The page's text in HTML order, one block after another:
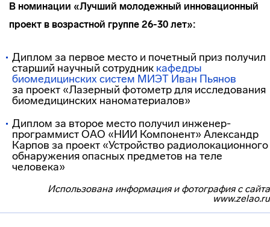
В номинации «Лучший молодежный инновационный
проект в возрастной группе 26-30 лет»:
Диплом за первое место и почетный приз получил
старший научный сотрудник кафедры
биомедицинских систем МИЭТ Иван Пьянов
за проект «Лазерный фотометр для исследования
биомедицинских наноматериалов»
Диплом за второе место получил инженер-
программистОАО «НИИ Компонент» Александр
Карпов за проект «Устройство радиолокационного
обнаружения опасных предметов на теле
человека»
Использована информация и фотография с сайта
www.zelao.ru